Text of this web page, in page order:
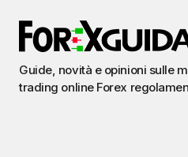
Guide, novità e opinioni sulle
trading online Forex